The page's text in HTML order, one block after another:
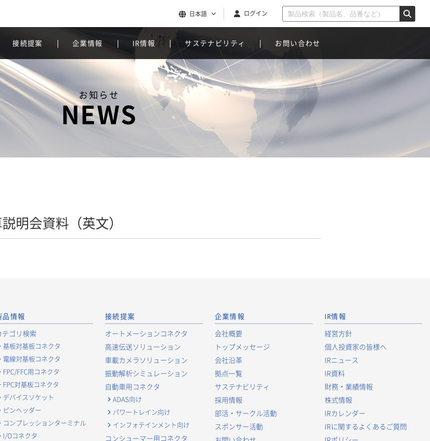
日本語 ログイン
接続提案 企業情報 IR情報 サステナビリティ お問い合わせ
お知らせ
NEWS
明会資料（英文）
品情報
テゴリ検索
基板対基板コネクタ
電線対基板コネクタ
FPC/FFC用コネクタ
FPC対基板コネクタ
デバイスソケット
ピンヘッダー
コンプレッションターミナル
I/Oコネクタ
接続提案
オートメーションコネクタ
高速伝送ソリューション
車載カメラソリューション
振動解析シミュレーション
自動車用コネクタ
ADAS向け
パワートレイン向け
インフォテインメント向け
コンシューマー用コネクタ
企業情報
会社概要
トップメッセージ
会社沿革
拠点一覧
サステナビリティ
採用情報
部活・サークル活動
スポンサー活動
IR情報
経営方針
個人投資家の皆様へ
IRニュース
IR資料
財務・業績情報
株式情報
IRカレンダー
IRに関するよくあるご質問